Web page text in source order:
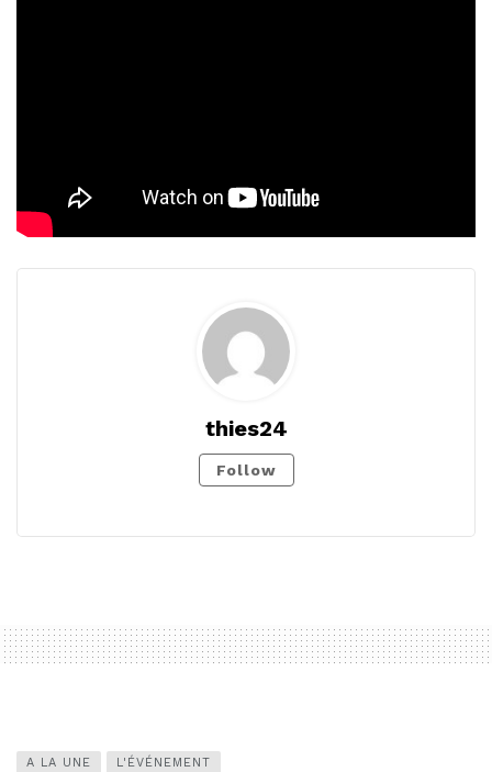
thies24
Follow
A LA UNE L'ÉVÉNEMENT